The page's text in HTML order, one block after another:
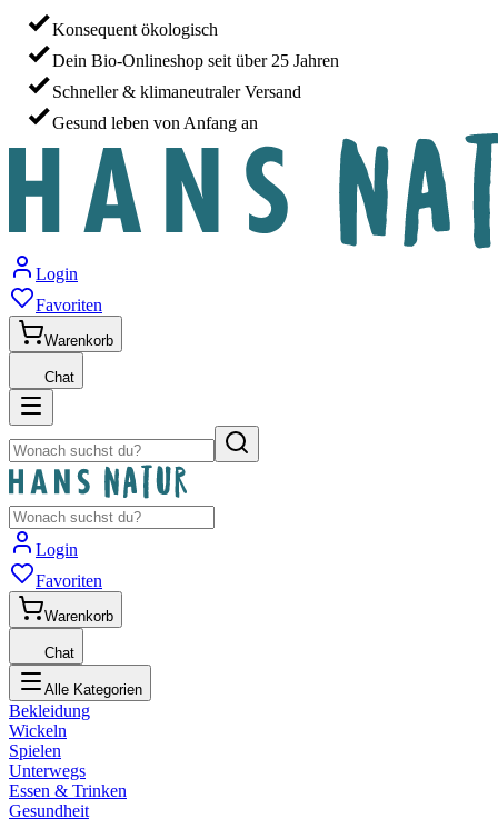
Konsequent ökologisch
Dein Bio-Onlineshop seit über 25 Jahren
Schneller & klimaneutraler Versand
Gesund leben von Anfang an
Login
Favoriten
Warenkorb
Chat
Login
Favoriten
Warenkorb
Chat
Alle Kategorien
Bekleidung
Wickeln
Spielen
Unterwegs
Essen & Trinken
Gesundheit